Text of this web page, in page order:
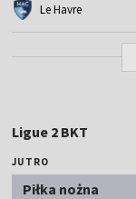
Le Havre
Ligue 2 BKT
JUTRO
Piłka nożna